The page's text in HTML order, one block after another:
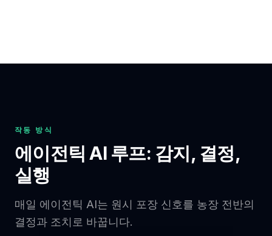
작동 방식
에이전틱 AI 루프: 감지, 결정,
실행
매일 에이전틱 AI는 원시 포장 신호를 농장 전반의
결정과 조치로 바꿉니다.